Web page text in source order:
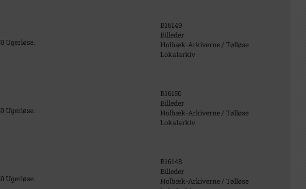
Ugerløse.
B16149
Billeder
Holbæk-Arkiverne / Tølløse
Lokalarkiv
Ugerløse.
B16150
Billeder
Holbæk-Arkiverne / Tølløse
Lokalarkiv
Ugerløse.
B16148
Billeder
Holbæk-Arkiverne / Tølløse